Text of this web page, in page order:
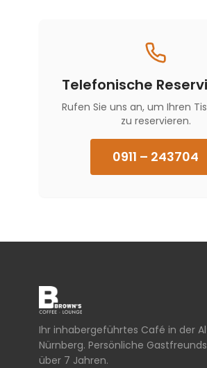
Telefonische
Rufen Sie uns an, um Ihren
zu reservieren.
0911 – 243704
Ihr inhabergeführtes Café in der
Nürnberg. Persönliche
über 7 Jahren.